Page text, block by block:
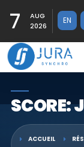
7
AUG
2026
EN
SCORE:
ACCUEIL